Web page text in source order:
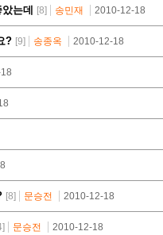
는데 [8] 송민재 2010-12-18
? [9] 송종옥 2010-12-18
[8] 문승전 2010-12-18
문승전 2010-12-18